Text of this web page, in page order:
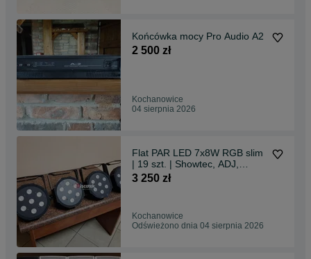
Końcówka mocy Pro Audio A2
2 500 zł
Kochanowice
04 sierpnia 2026
Flat PAR LED 7x8W RGB slim
| 19 szt. | Showtec, ADJ,
Chauvet
3 250 zł
Kochanowice
Odświeżono dnia 04 sierpnia 2026